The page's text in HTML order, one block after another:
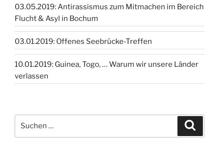
03.05.2019: Antirassismus zum Mitmachen im Bereich
Flucht & Asyl in Bochum
03.01.2019: Offenes Seebrücke-Treffen
10.01.2019: Guinea, Togo, … Warum wir unsere Länder
verlassen
nach: